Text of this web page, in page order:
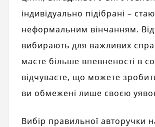
індивідуально підібрані –
неформальним вінчанням.
вибирають для важливих
маєте більше впевненості в
відчуваєте, що можете
ви обмежені лише своєю
Вибір правильної авторучки